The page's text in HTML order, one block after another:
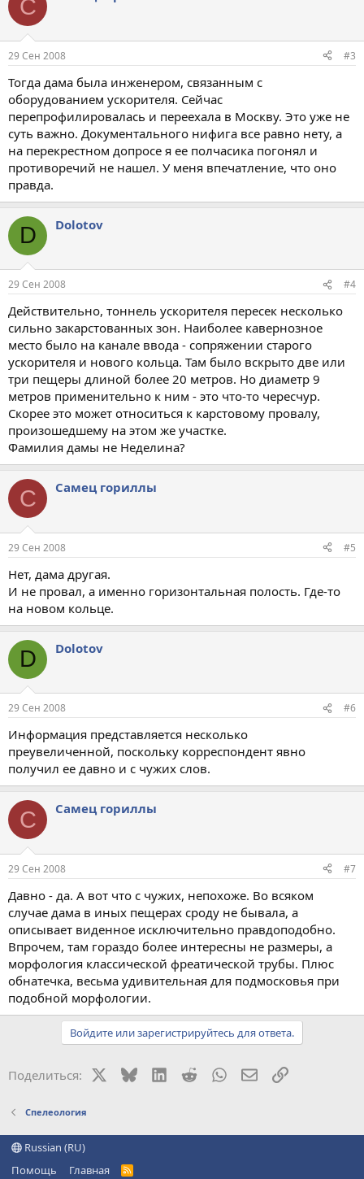
С
29 Сен 2008 #3
Тогда дама была инженером, связанным с
оборудованием ускорителя. Сейчас
перепрофилировалась и переехала в Москву. Это уже не
суть важно. Документального нифига все равно нету, а
на перекрестном допросе я ее полчасика погонял и
противоречий не нашел. У меня впечатление, что оно
правда.
D Dolotov
29 Сен 2008 #4
Действительно, тоннель ускорителя пересек несколько
сильно закарстованных зон. Наиболее кавернозное
место было на канале ввода - сопряжении старого
ускорителя и нового кольца. Там было вскрыто две или
три пещеры длиной более 20 метров. Но диаметр 9
метров применительно к ним - это что-то чересчур.
Скорее это может относиться к карстовому провалу,
произошедшему на этом же участке.
Фамилия дамы не Неделина?
С Самец гориллы
29 Сен 2008 #5
Нет, дама другая.
И не провал, а именно горизонтальная полость. Где-то
на новом кольце.
D Dolotov
29 Сен 2008 #6
Информация представляется несколько
преувеличенной, поскольку корреспондент явно
получил ее давно и с чужих слов.
С Самец гориллы
29 Сен 2008 #7
Давно - да. А вот что с чужих, непохоже. Во всяком
случае дама в иных пещерах сроду не бывала, а
описывает виденное исключительно правдоподобно.
Впрочем, там гораздо более интересны не размеры, а
морфология классической фреатической трубы. Плюс
обнатечка, весьма удивительная для подмосковья при
подобной морфологии.
Войдите или зарегистрируйтесь для ответа.
Поделиться: BlueskyLinkedIn
RedditWhatsAppЭлектронная
Ссылка
Спелеология
Russian (RU)
Помощь
Главная
R